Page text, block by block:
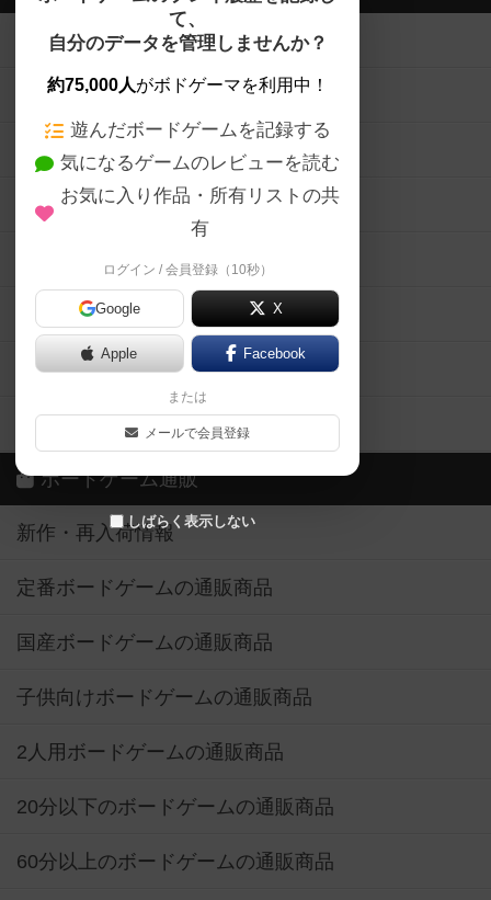
て、
自分のデータを管理しませんか？
約75,000人がボドゲーマを利用中！
遊んだボードゲームを記録する
気になるゲームのレビューを読む
お気に入り作品・所有リストの共
有
ログイン / 会員登録（10秒）
Google X
Apple Facebook
または
メールで会員登録
しばらく表示しない
ボードゲームを検索する
ボードゲームの新着レビュー
ボードゲーム会情報
メカニクス特集
掲示板・トピックス
ボドとも・会員一覧
ボードゲーム業界コラム
ボドゲーマご利用案内
ボードゲーム通販
新作・再入荷情報
定番ボードゲームの通販商品
国産ボードゲームの通販商品
子供向けボードゲームの通販商品
2人用ボードゲームの通販商品
20分以下のボードゲームの通販商品
60分以上のボードゲームの通販商品